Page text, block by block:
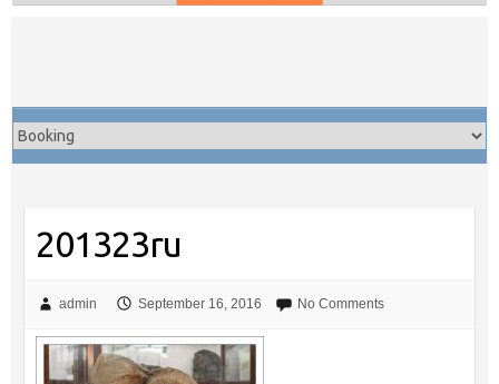
201323ru
admin September 16, 2016 No Comments